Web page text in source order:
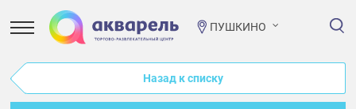
ПУШКИНО
Назад к списку